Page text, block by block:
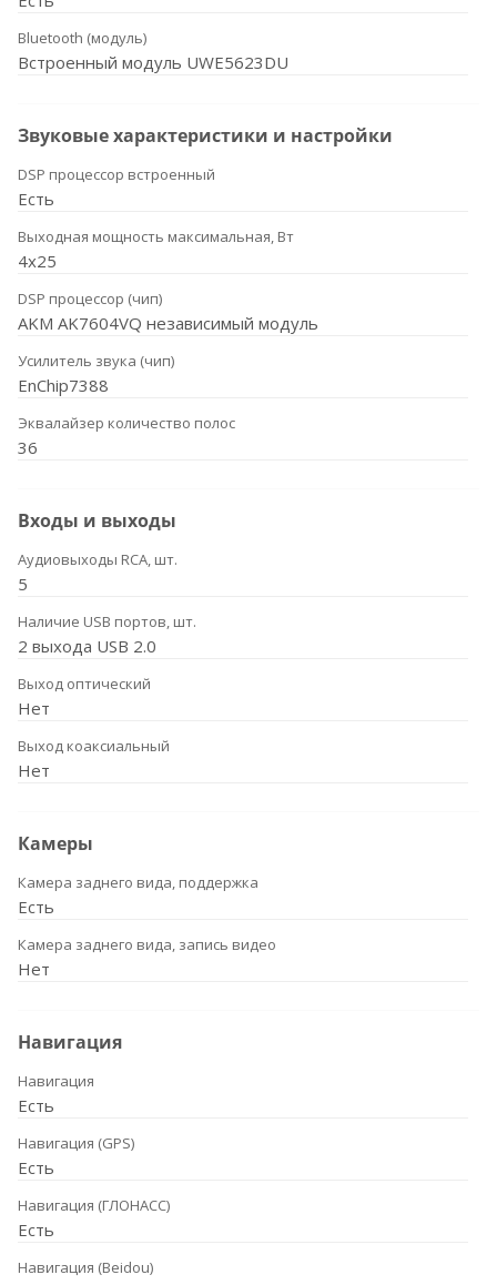
Bluetooth (модуль)
Встроенный модуль UWE5623DU
Звуковые характеристики и настройки
DSP процессор встроенный
Есть
Выходная мощность максимальная, Вт
4x25
DSP процессор (чип)
AKM AK7604VQ независимый модуль
Усилитель звука (чип)
EnChip7388
Эквалайзер количество полос
36
Входы и выходы
Аудиовыходы RCA, шт.
5
Наличие USB портов, шт.
2 выхода USB 2.0
Выход оптический
Нет
Выход коаксиальный
Нет
Камеры
Камера заднего вида, поддержка
Есть
Камера заднего вида, запись видео
Нет
Навигация
Навигация
Есть
Навигация (GPS)
Есть
Навигация (ГЛОНАСС)
Есть
Навигация (Beidou)